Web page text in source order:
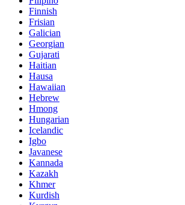
Finnish
Frisian
Galician
Georgian
Gujarati
Haitian
Hausa
Hawaiian
Hebrew
Hmong
Hungarian
Icelandic
Igbo
Javanese
Kannada
Kazakh
Khmer
Kurdish